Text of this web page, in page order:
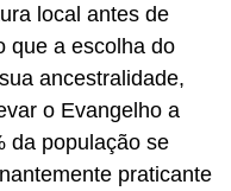
local antes de
que a escolha do
ancestralidade,
o Evangelho a
da população se
praticante